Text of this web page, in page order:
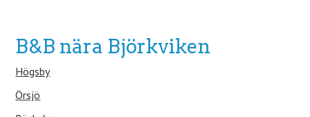
B&B nära Björkviken
Högsby
Örsjö